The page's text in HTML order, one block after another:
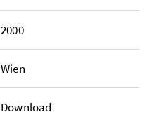
2000
Wien
Download